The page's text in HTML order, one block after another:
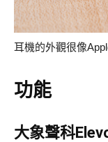
耳機的外觀很像
功能
大象聲科